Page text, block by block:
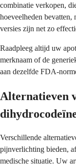
combinatie verkopen,
hoeveelheden
versies zijn net zo
Raadpleeg altijd uw
merknaam of de
aan dezelfde FDA-
Alternatieven
Verschillende
pijnverlichting bieden,
medische situatie. Uw